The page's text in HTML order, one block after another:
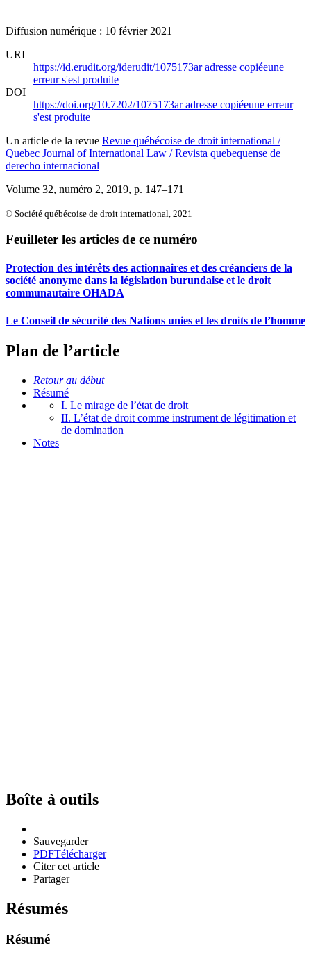
Diffusion numérique : 10 février 2021
URI
https://id.erudit.org/iderudit/1075173aradresse copiéeune
erreur s'est produite
DOI
https://doi.org/10.7202/1075173aradresse copiéeune erreur
s'est produite
Un article de la revue Revue québécoise de droit international /
Quebec Journal of International Law / Revista quebequense de
derecho internacional
Volume 32, numéro 2, 2019, p. 147–171
© Société québécoise de droit international, 2021
Feuilleter les articles de ce numéro
Protection des intérêts des actionnaires et des créanciers de la
société anonyme dans la législation burundaise et le droit
communautaire OHADA
Le Conseil de sécurité des Nations unies et les droits de l’homme
Plan de l’article
Retour au début
Résumé
I. Le mirage de l’état de droit
II. L’état de droit comme instrument de légitimation et
de domination
Notes
Boîte à outils
Sauvegarder
PDFTélécharger
Citer cet article
Partager
Résumés
Résumé